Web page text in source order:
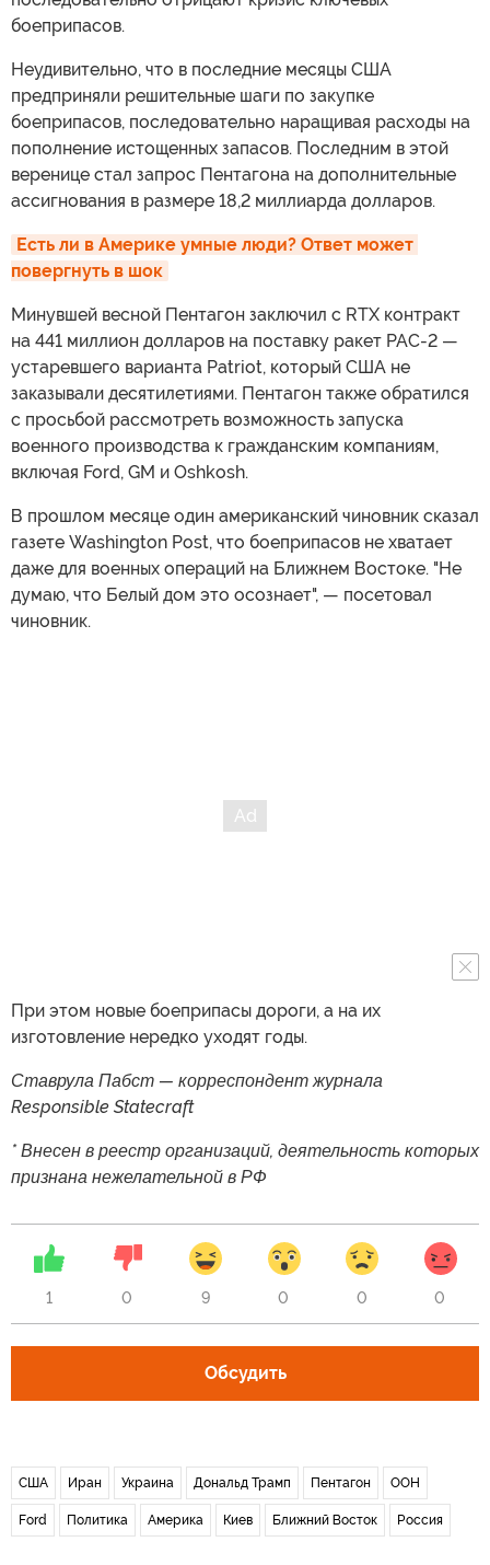
боеприпасов.
Неудивительно, что в последние месяцы США
предприняли решительные шаги по закупке
боеприпасов, последовательно наращивая расходы на
пополнение истощенных запасов. Последним в этой
веренице стал запрос Пентагона на дополнительные
ассигнования в размере 18,2 миллиарда долларов.
Есть ли в Америке умные люди? Ответ может
повергнуть в шок
Минувшей весной Пентагон заключил с RTX контракт
на 441 миллион долларов на поставку ракет PAC-2 —
устаревшего варианта Patriot, который США не
заказывали десятилетиями. Пентагон также обратился
с просьбой рассмотреть возможность запуска
военного производства к гражданским компаниям,
включая Ford, GM и Oshkosh.
В прошлом месяце один американский чиновник сказал
газете Washington Post, что боеприпасов не хватает
даже для военных операций на Ближнем Востоке. "Не
думаю, что Белый дом это осознает", — посетовал
чиновник.
При этом новые боеприпасы дороги, а на их
изготовление нередко уходят годы.
Ставрула Пабст — корреспондент журнала
Responsible Statecraft
* Внесен в реестр организаций, деятельность которых
признана нежелательной в РФ
1 0 9 0 0 0
Обсудить
США Иран Украина Дональд Трамп Пентагон ООН
Ford Политика Америка Киев Ближний Восток Россия